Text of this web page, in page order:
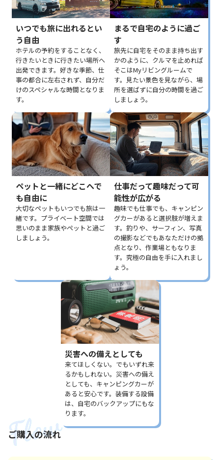
いつでも旅に出れるとい
う自由
ホテルの予約をすることなく、
行きたいときに行きたい場所へ
出発できます。好きな季節、仕
事の都合に左右されず、自分だ
けのスペシャルな時間となりま
す。
まるで自宅のように過ご
す
旅先に自宅をそのまま持ち出す
かのように、クルマを止めれば
そこはMyリビングルームで
す。見たい景色を見ながら、場
所を選ばずに自分の時間を過ご
しましょう。
ペットと一緒にどこへで
も自由に
大切なペットもいつでも旅は一
緒です。プライベート空間では
思いのまま家族やペットと過ご
しましょう。
仕事だって趣味だって可
能性が広がる
趣味でも仕事でも、キャンピン
グカーがあると選択肢が増えま
す。釣りや、サーフィン、写真
の撮影などでもあなただけの拠
点となり、作業場ともなりま
す。究極の自由を手に入れまし
ょう。
災害への備えとしても
来てほしくない。でもいずれ来
るかもしれない。災害への備え
としても、キャンピングカーが
あると安心です。装備する設備
は、自宅のバックアップにもな
ります。
ご購入の流れ